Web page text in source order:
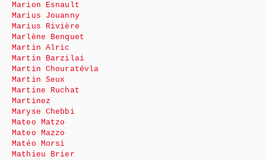
Marion Esnault
Marius Jouanny
Marius Rivière
Marlène Benquet
Martin Alric
Martin Barzilai
Martin Chouratévla
Martin Seux
Martine Ruchat
Martinez
Maryse Chebbi
Mateo Matzo
Mateo Mazzo
Matéo Morsi
Mathieu Brier